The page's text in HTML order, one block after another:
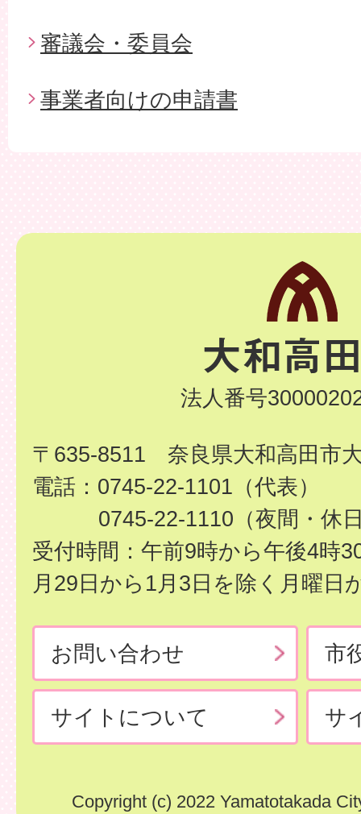
審議会・委員会
事業者向けの申請書
法人番号
〒635-8511 奈良県大和高田市
電話：0745-22-1101（代表）
0745-22-1110（夜間・休
受付時間：午前9時から午後4時
月29日から1月3日を除く月曜日
お問い合わせ 市
サイトについて サ
Copyright (c) 2022 Yamatotakada